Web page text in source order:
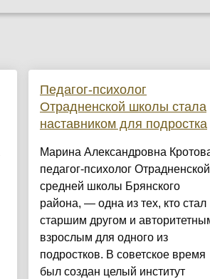
Педагог-психолог
Отрадненской школы стала
наставником для подростка
Марина Александровна
педагог-психолог Отрадненской
средней школы Брянского
района, — одна из тех, кто стал
старшим другом и
взрослым для одного из
подростков. В советское время
был создан целый институт